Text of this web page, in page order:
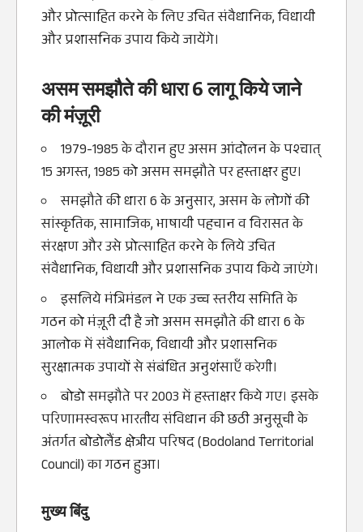
और प्रोत्‍साहित करने के लिए उचित संवै‍धानिक, विधायी
और प्रशासनिक उपाय किये जायेंगे।
असम समझौते की धारा 6 लागू किये जाने
की मंज़ूरी
1979-1985 के दौरान हुए असम आंदोलन के पश्चात्
15 अगस्त, 1985 को असम समझौते पर हस्ताक्षर हुए।
समझौते की धारा 6 के अनुसार, असम के लोगों की
सांस्कृतिक, सामाजिक, भाषायी पहचान व विरासत के
संरक्षण और उसे प्रोत्साहित करने के लिये उचित
संवैधानिक, विधायी और प्रशासनिक उपाय किये जाएंगे।
इसलिये मंत्रिमंडल ने एक उच्च स्तरीय समिति के
गठन को मंज़ूरी दी है जो असम समझौते की धारा 6 के
आलोक में संवैधानिक, विधायी और प्रशासनिक
सुरक्षात्मक उपायों से संबंधित अनुशंसाएँ करेगी।
बोडो समझौते पर 2003 में हस्ताक्षर किये गए। इसके
परिणामस्वरूप भारतीय संविधान की छठी अनुसूची के
अंतर्गत बोडोलैंड क्षेत्रीय परिषद (Bodoland Territorial
Council) का गठन हुआ।
मुख्य बिंदु